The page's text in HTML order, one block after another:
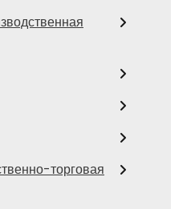
торговая